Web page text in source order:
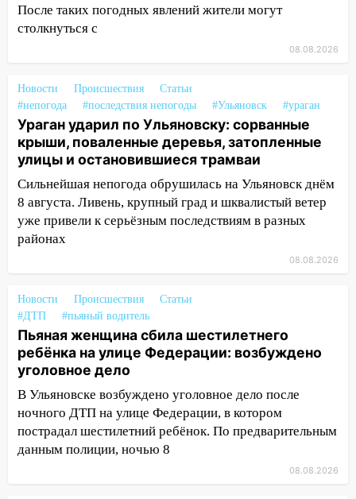
13:47 На Нижней Террасе мощным
ветром вырвало дерево с корнем
СТО на проспекте Созидателей
13:35
Непогода продолжает бить по
транспорту: в Ульяновске трамвай
сошёл с рельсов
13:22
Упавшие деревья перекрыли
дороги в Ульяновске: фото
13:17 Непогода в Ульяновске не
закончится сегодня: сильные ливни
житель Вешкаймского района похитил у
знакомого 191 тысячу рублей
13:14 Ураган оторвал светофор на
проспекте Филатова в Ульяновске
13:12 Дерево пробило крышу дома на
Новгородской в Ульяновске и рухнуло
на электрощит
После таких погодных явлений жители могут
столкнуться с
08.08.2026
Новости Происшествия
Статьи
#непогода
#последствия непогоды #Ульяновск #ураган
Ураган ударил по Ульяновску: сорванные
крыши, поваленные деревья, затопленные
улицы и остановившиеся трамваи
Сильнейшая непогода обрушилась на Ульяновск днём
8 августа. Ливень, крупный град и шквалистый ветер
уже привели к серьёзным последствиям в разных
районах
08.08.2026
Новости Происшествия
Статьи
#ДТП
#пьяный водитель
Пьяная женщина сбила шестилетнего
ребёнка на улице Федерации: возбуждено
уголовное дело
В Ульяновске возбуждено уголовное дело после
ночного ДТП на улице Федерации, в котором
пострадал шестилетний ребёнок. По предварительным
данным полиции, ночью 8
08.08.2026